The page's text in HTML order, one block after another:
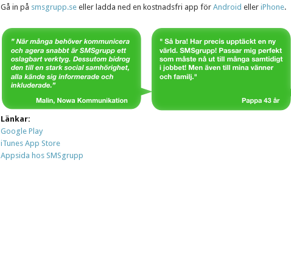
Gå in på smsgrupp.se eller ladda ned en kostnadsfri app för Android eller iPhone.
Länkar:
Google Play
iTunes App Store
Appsida hos SMSgrupp